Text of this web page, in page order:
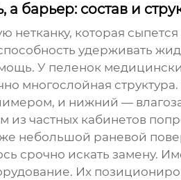
а барьер: состав и
нетканку, которая
удерживать
У пеленок
многослойная
и нижний —
из частных кабинетов
небольшой раневой
срочно искать замену.
. Их